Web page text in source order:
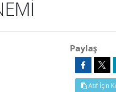
Paylaş
Atıf İçin